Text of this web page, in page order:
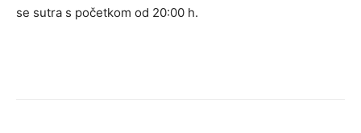
se sutra s početkom od 20:00 h.